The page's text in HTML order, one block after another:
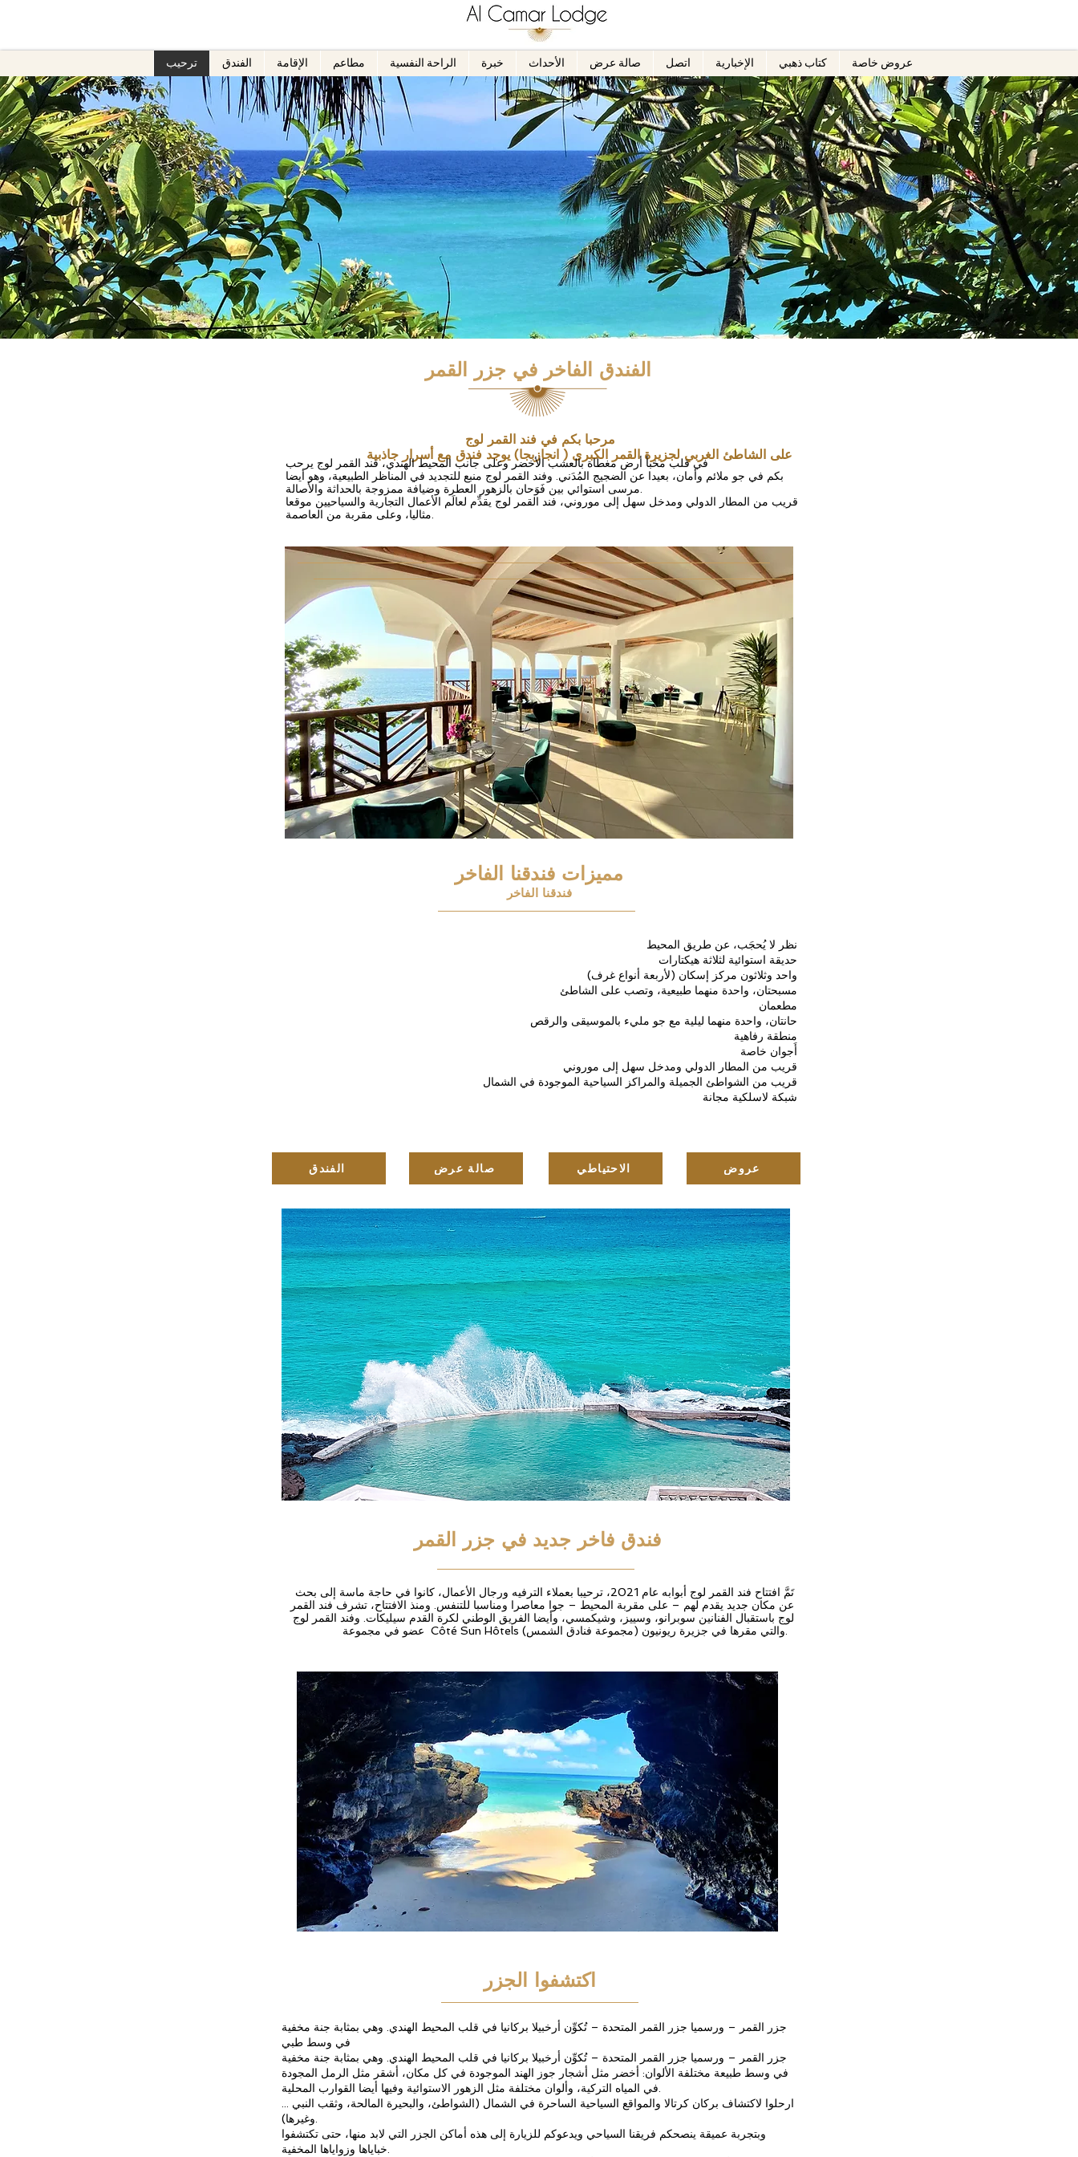
ترحيب الفندق الإقامة مطاعم الراحة النفسية خبرة الأحداث صالة عرض اتصل الإخبارية كتاب ذهبي عروض خاصة
الفندق الفاخر في جزر القمر
مرحبا بكم في فند القمر لوج
على الشاطئ الغربي لجزيرة القمر الكبرى ( انجازبجا) يوجد فندق مع أسرار جاذبية
في قلب مخبأ أرض مغطاة بالعشب الأخضر وعلى جانب المحيط الهندي، فند القمر لوج يرحب
بكم في جو ملائم وأمان، بعيدا عن الضجيج المُدَني. وفند القمر لوج منبع للتجديد في المناظر الطبيعية، وهو أيضا
قريب من المطار الدولي ومدخل سهل إلى موروني، فند القمر لوج يقدِّم لعالَم الأعمال التجارية والسياحيين موقعا
مميزات فندقنا الفاخر
فندقنا الفاخر
نظر لا يُحجَب، عن طريق المحيط
حديقة استوائية لثلاثة هيكتارات
واحد وثلاثون مركز إسكان (لأربعة أنواع غرف)
مسبحتان، واحدة منهما طبيعية، وتصب على الشاطئ
مطعمان
حانتان، واحدة منهما ليلية مع جو مليء بالموسيقى والرقص
منطقة رفاهية
أَجوان خاصة
قريب من المطار الدولي ومدخل سهل إلى موروني
قريب من الشواطئ الجميلة والمراكز السياحية الموجودة في الشمال
شبكة لاسلكية مجانة
الفندق صالة عرض الاحتياطي عروض
فندق فاخر جديد في جزر القمر
تَمَّ افتتاح فند القمر لوج أبوابه عام 2021، ترحيبا بعملاء الترفيه ورجال الأعمال، كانوا في حاجة ماسة إلى بحث
عن مكان جديد يقدم لهم – على مقربة المحيط – جوا معاصرا ومناسبا للتنفس. ومنذ الافتتاح، تشرف فند القمر
لوج باستقبال الفنانين سوبرانو، وسييز، وشيكمسي، وأيضا الفريق الوطني لكرة القدم سيليكات. وفند القمر لوج
اكتشفوا الجزر
جزر القمر – ورسميا جزر القمر المتحدة – تُكوِّن أرخبيلا بركانيا في قلب المحيط الهندي. وهي بمثابة جنة مخفية
في وسط طبي
جزر القمر – ورسميا جزر القمر المتحدة – تُكوِّن أرخبيلا بركانيا في قلب المحيط الهندي. وهي بمثابة جنة مخفية
في وسط طبيعة مختلفة الألوان: أخضر مثل أشجار جوز الهند الموجودة في كل مكان، أشقر مثل الرمل المجودة
ارحلوا لاكتشاف بركان كرتالا والمواقع السياحية الساحرة في الشمال (الشواطئ، والبحيرة المالحة، وثقب النبي ...
وبتجربة عميقة ينصحكم فريقنا السياحي ويدعوكم للزيارة إلى هذه أماكن الجزر التي لابد منها، حتى تكتشفوا